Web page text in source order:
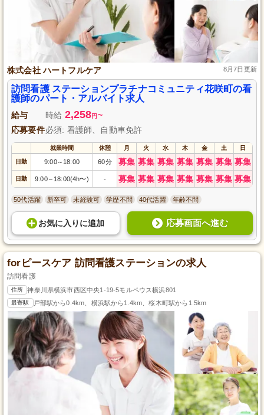
株式会社 ハートフルケア 8月7日更新
訪問看護 ステーションプラチナコミュニティ花咲町の看
護師のパート・アルバイト求人
給与 時給 2,258円 ~
応募要件必須: 看護師、自動車免許
就業時間 休憩 月 火 水 木 金 土 日
日勤 9:00～ 18:00 60分 募集 募集 募集 募集 募集 募集 募集
日勤 9:00～ 18:00(4h〜) - 募集 募集 募集 募集 募集 募集 募集
50代活躍 新卒可 未経験可 学歴不問 40代活躍 年齢不問
お気に入り に追加 応募画面へ進む
forピースケア 訪問看護ステーションの求人
訪問看護
住所 神奈川県横浜市西区中央1-19-5モルペウス横浜801
最寄駅 戸部駅から0.4km、横浜駅から1.4km、桜木町駅から1.5km